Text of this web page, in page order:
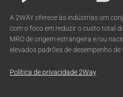
A 2WAY oferece às indústrias um
com o foco em reduzir o custo total
MRO de origem estrangeira e/ou
elevados padrões de desempenho de
Política de privacidade 2Way